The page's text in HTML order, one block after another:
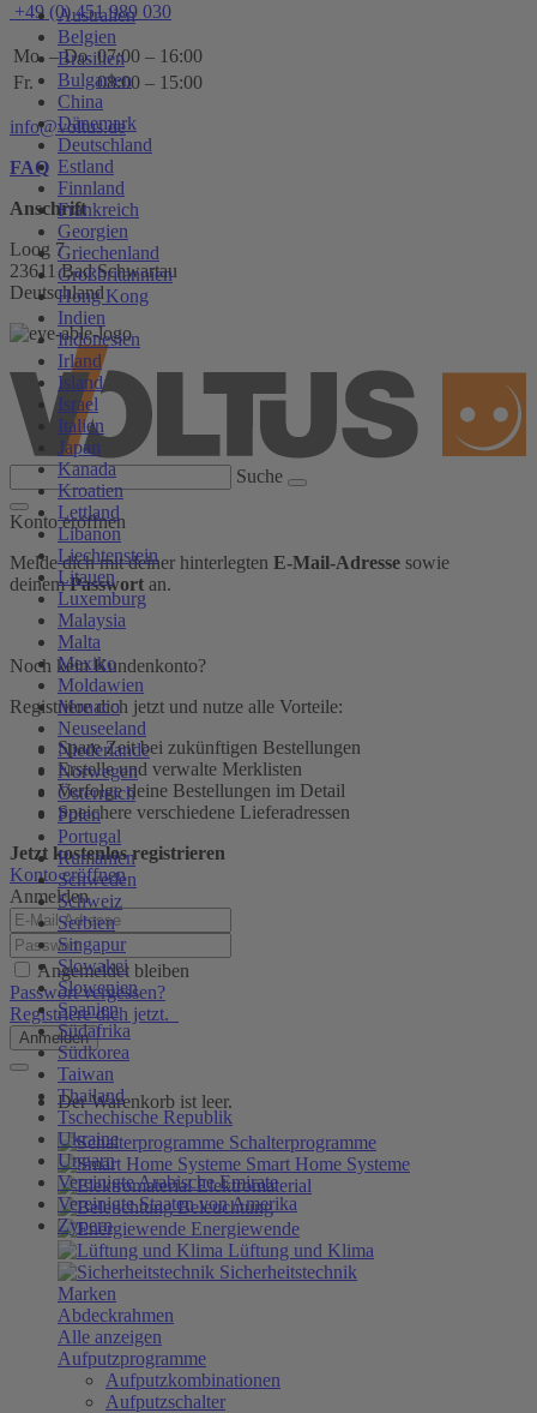
Australien
Belgien
Brasilien
Bulgarien
China
Dänemark
Deutschland
Estland
Finnland
Frankreich
Georgien
Griechenland
Großbritannien
Hong Kong
Indien
Indonesien
Irland
Island
Israel
Italien
Japan
Kanada
Kroatien
Lettland
Libanon
Liechtenstein
Litauen
Luxemburg
Malaysia
Malta
Mexiko
Moldawien
Monaco
Neuseeland
Niederlande
Norwegen
Österreich
Polen
Portugal
Rumänien
Schweden
Schweiz
Serbien
Singapur
Slowakei
Slowenien
Spanien
Südafrika
Südkorea
Taiwan
Thailand
Tschechische Republik
Ukraine
Ungarn
Vereinigte Arabische Emirate
Vereinigte Staaten von Amerika
Zypern
+49 (0) 451 989 030
Mo. – Do. 07:00 – 16:00
Fr.
08:00 – 15:00
info@voltus.de
FAQ
Anschrift
Loog 7
23611 Bad Schwartau
Deutschland
Suche
Konto eröffnen
Melde dich mit deiner hinterlegten E-Mail-Adresse sowie
deinemPasswort an.
Noch kein Kundenkonto?
Registriere dich jetzt und nutze alle Vorteile:
Spare Zeit bei zukünftigen Bestellungen
Erstelle und verwalte Merklisten
Verfolge deine Bestellungen im Detail
Speichere verschiedene Lieferadressen
Jetzt kostenlos registrieren
Konto eröffnen
Anmelden
Angemeldet bleiben
Passwort vergessen?
Registriere dich jetzt.
Anmelden
Der Warenkorb ist leer.
Schalterprogramme
Smart Home Systeme
Elektromaterial
Beleuchtung
Energiewende
Lüftung und Klima
Sicherheitstechnik
Marken
Abdeckrahmen
Alle anzeigen
Aufputzprogramme
Aufputzkombinationen
Aufputzschalter